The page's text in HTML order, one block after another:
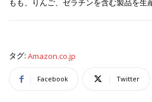
もも、りんご、ゼラチンを含む製品を生
タグ: Amazon.co.jp
Facebook Twitter